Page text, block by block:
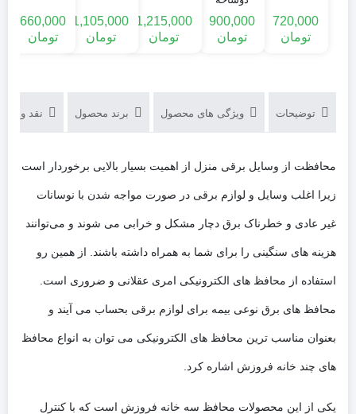
فروزش ۱۶
آمپر آنالوگ
720,000
تومان
کولر گازی
فروزش 16
آمپر آنالوگ
900,000
تومان
کابل ۲.۸
متری
1,215,000
تومان
کابل ۱.۸
متری
1,105,000
تومان
660,000
تومان
توضیحات ویژگی های محصول برند محصول نقد و
محافظت از وسایل برقی منزل از اهمیت بسیار بالایی برخوردار است
زیرا اغلب وسایل و لوازم برقی در صورت مواجه شدن با نوسانات
غیر عادی و خطرناک برق دچار مشکل و خرابی می شوند و می‌توانند
هزینه های سنگینی را برای شما به همراه داشته باشند. از همین رو
استفاده از محافظ های الکترونیکی امری عقلانی و ضروری است.
محافظ های برق نوعی بیمه برای لوازم برقی بحساب می آیند و
بعنوان مناسب ترین محافظ های الکترونیکی می توان به انواع محافظ
های چند خانه فروزش اشاره کرد.
یکی از این محصولات محافظ سه خانه فروزش است که با کنترل